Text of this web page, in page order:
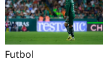
Futbol